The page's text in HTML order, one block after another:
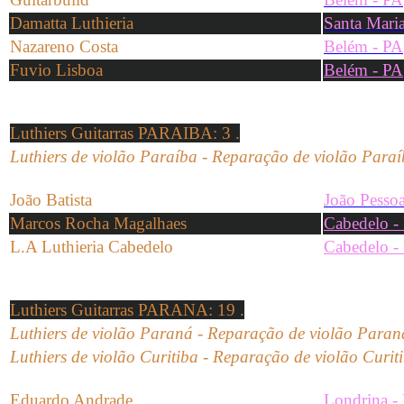
Damatta Luthieria
Santa
Nazareno Costa
Belém - PA
Fuvio Lisboa
Belém - PA
Luthiers Guitarras PARAIBA: 3 .
Luthiers de violão Paraíba - Reparação de violão
João Batista
João
Marcos Rocha Magalhaes
Cabedelo -
L.A Luthieria Cabedelo
Cabedelo -
Luthiers Guitarras PARANA: 19 .
Luthiers de violão Paraná - Reparação de violão
Luthiers de violão Curitiba - Reparação de violão
Eduardo Andrade
Londrina -